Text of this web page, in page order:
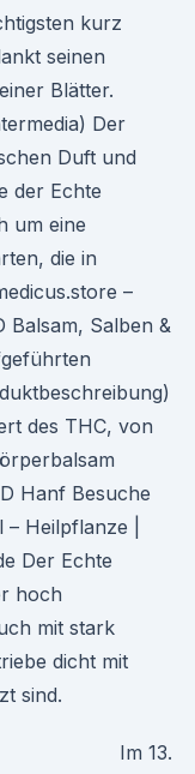
kurz
seinen
Blätter.
Der
Duft und
der Echte
um eine
die in
–
Balsam, Salben &
des THC, von
Hanf Besuche
Heilpflanze |
Der Echte
hoch
mit stark
dicht mit
sind.
Im 13.